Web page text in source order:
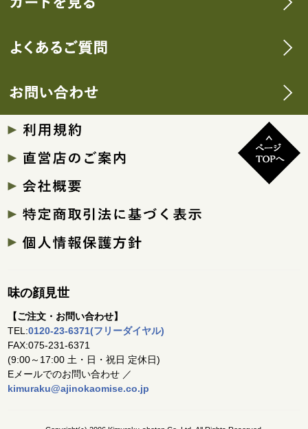
味の顔見世
【ご注文・お問い合わせ】
TEL:0120-23-6371(フリーダイヤル)
FAX:075-231-6371
(9:00～17:00 土・日・祝日 定休日)
Eメールでのお問い合わせ ／
kimuraku@ajinokaomise.co.jp